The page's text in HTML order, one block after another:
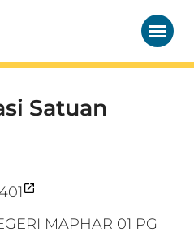
Satuan
MAPHAR 01 PG